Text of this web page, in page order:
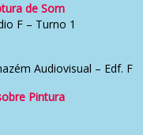
de Som
F – Turno 1
Audiovisual – Edf. F
Pintura